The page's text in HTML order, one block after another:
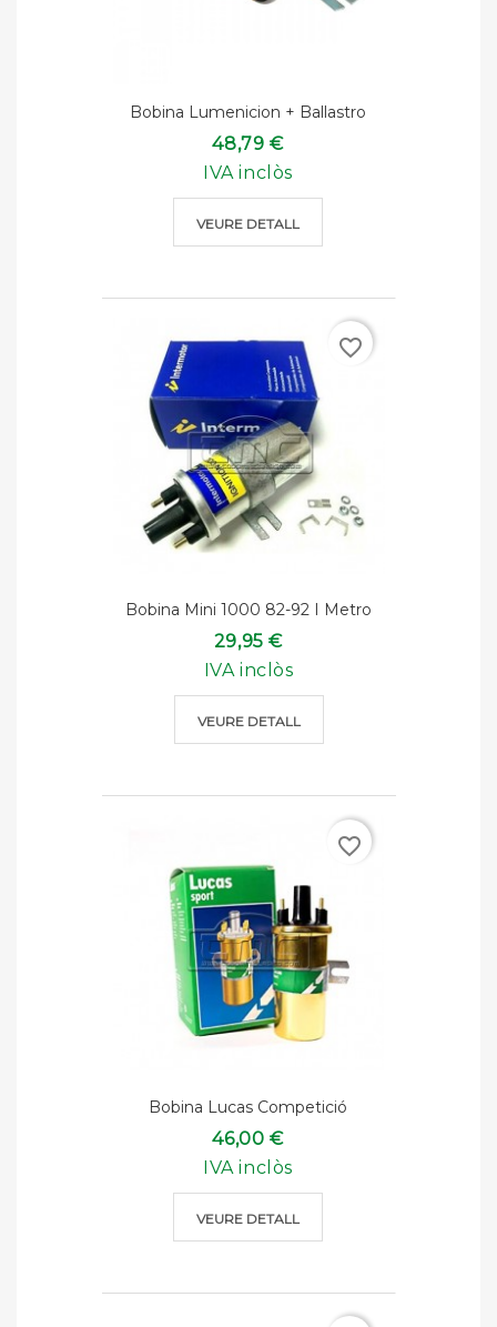
Bobina Lumenicion + Ballastro
48,79 €
IVA inclòs
VEURE DETALL
Bobina Mini 1000 82-92 I Metro
29,95 €
IVA inclòs
VEURE DETALL
favorite_border
Bobina Lucas Competició
46,00 €
IVA inclòs
VEURE DETALL
favorite_border